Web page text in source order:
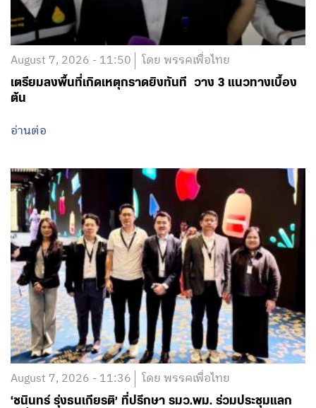
August 7, 2026 - 11:50 โดย พรรคเพื่อไทย
เตรียมลงพื้นที่เกิดเหตุกราดยิงทันที วาง 3 แนวทางเบื้อง
ต้น
อ่านต่อ
August 7, 2026 - 11:36 โดย พรรคเพื่อไทย
‘ชนินทร์ รุ่งธนเกียรติ’ ที่ปรึกษา รมว.พม. ร่วมประชุมแลก